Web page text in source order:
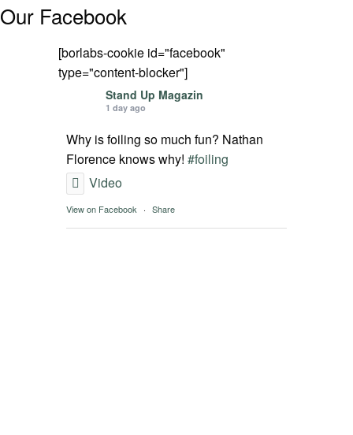
Our Facebook
[borlabs-cookie id="facebook"
type="content-blocker"]
Stand Up Magazin
1 day ago
Why is foiling so much fun? Nathan
Florence knows why! #foiling
Video
View on Facebook · Share